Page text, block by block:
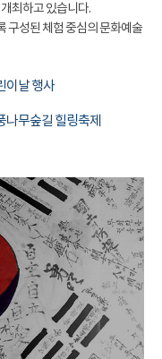
최하고 있습니다.
구성된 체험 중심의 문화예술
이날 행사
나무숲길 힐링축제